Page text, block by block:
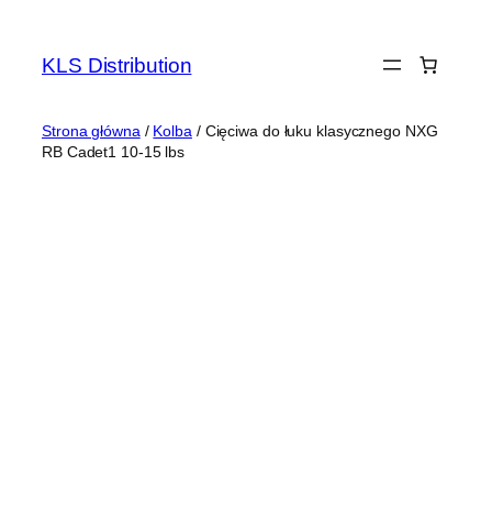
treściKLS Distribution
Strona główna / Kolba / Cięciwa do łuku klasycznego NXG
RB Cadet1 10-15 lbs